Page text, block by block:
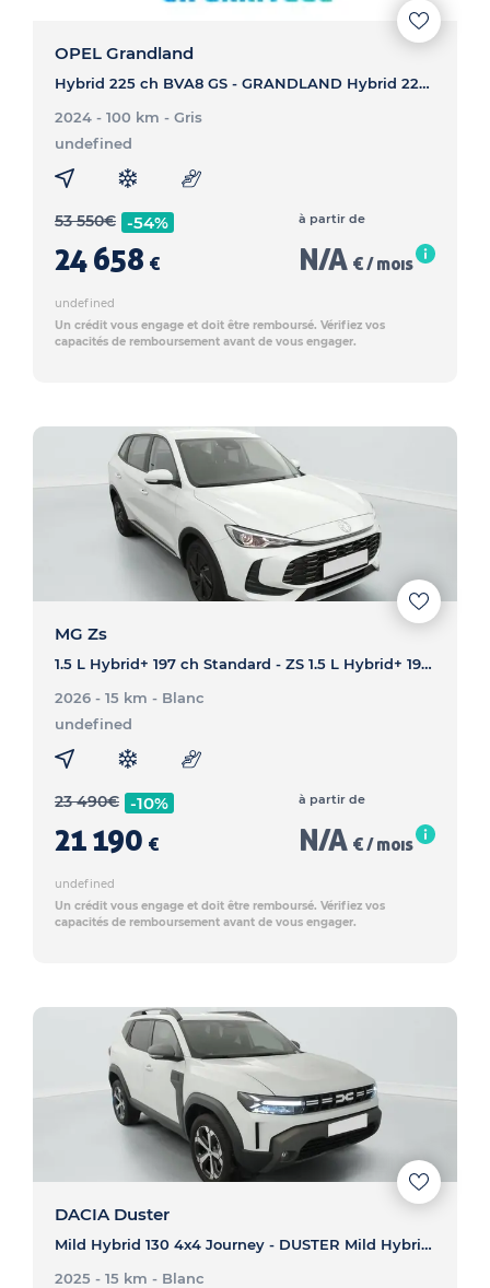
OPEL Grandland
Hybrid 225 ch BVA8 GS - GRANDLAND Hybrid 225 ch BVA8 GS
2024 - 100 km - Gris
undefined
53 550€ -54%
24 658 €
à partir de
N/A € / mois
undefined
Un crédit vous engage et doit être remboursé. Vérifiez vos
capacités de remboursement avant de vous engager.
MG Zs
1.5 L Hybrid+ 197 ch Standard - ZS 1.5 L Hybrid+ 197 ch Standard
2026 - 15 km - Blanc
undefined
23 490€ -10%
21 190 €
à partir de
N/A € / mois
undefined
Un crédit vous engage et doit être remboursé. Vérifiez vos
capacités de remboursement avant de vous engager.
DACIA Duster
Mild Hybrid 130 4x4 Journey - DUSTER Mild Hybrid 130 4x4 Journey
2025 - 15 km - Blanc